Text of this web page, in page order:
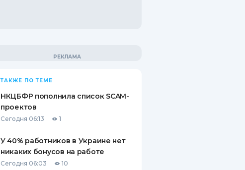
ТАКЖЕ ПО ТЕМЕ
НКЦБФР пополнила список SCAM-
проектов
Сегодня 06:13 1
У 40% работников в Украине нет
никаких бонусов на работе
Сегодня 06:03 10